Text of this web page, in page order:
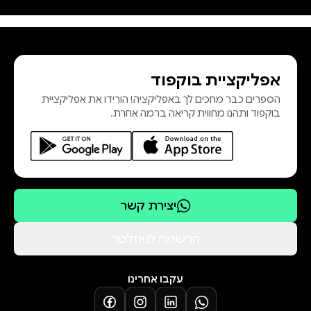
אפליקציית בוקפוד
הספרים כבר מחכים לך באפליקציה! הורידו את אפליקציית
בוקפוד ותהנו מחווית קריאה ברמה אחרת.
יצירת קשר
עקבו אחרינו